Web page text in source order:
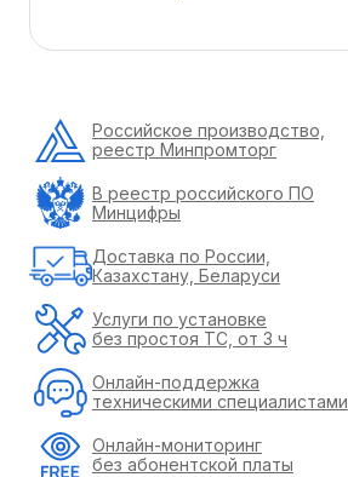
Российское производство,
реестр Минпромторг
В реестр российского ПО
Минцифры
Доставка по России,
Казахстану, Беларуси
Услуги по установке
без простоя ТС, от 3 ч
Онлайн-поддержка
техническими специалистами
Онлайн-мониторинг
без абонентской платы